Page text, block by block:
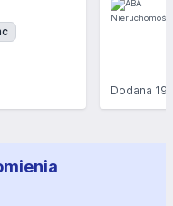
Dodana 19